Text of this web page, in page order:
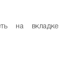
на вкладке